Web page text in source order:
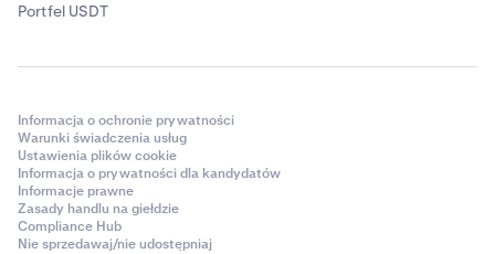
Portfel USDT
Informacja o ochronie prywatności
Warunki świadczenia usług
Ustawienia plików cookie
Informacja o prywatności dla kandydatów
Informacje prawne
Zasady handlu na giełdzie
Compliance Hub
Nie sprzedawaj/nie udostępniaj